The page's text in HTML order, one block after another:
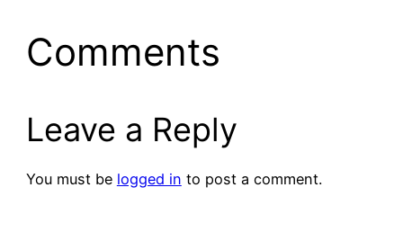
Comments
Leave a Reply
You must be logged in to post a comment.